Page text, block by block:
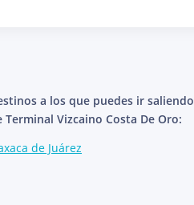
a los que puedes ir saliendo
Terminal Vizcaino Costa De Oro:
de Juárez